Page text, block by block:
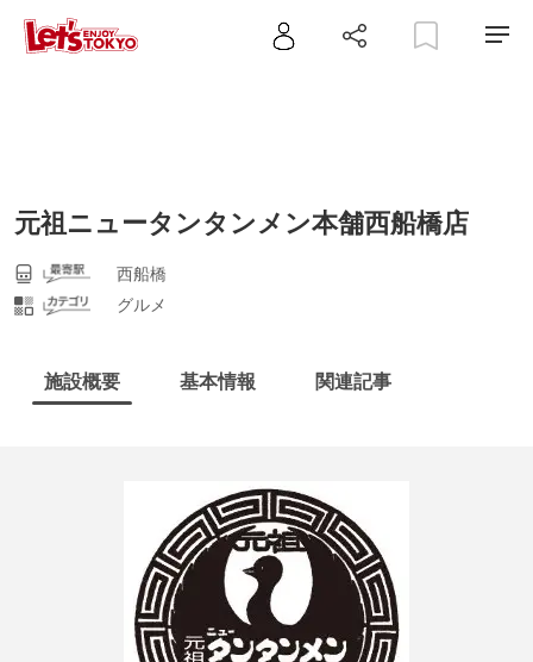
元祖ニュータンタンメン本舗西船橋店
西船橋
グルメ
施設概要 基本情報 関連記事